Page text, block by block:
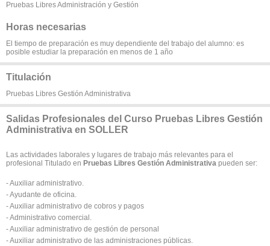
Pruebas Libres Administración y Gestión
Horas necesarias
El tiempo de preparación es muy dependiente del trabajo del alumno: es
posible estudiar la preparación en menos de 1 año
Titulación
Pruebas Libres Gestión Administrativa
Salidas Profesionales del Curso Pruebas Libres Gestión
Administrativa en SOLLER
Las actividades laborales y lugares de trabajo más relevantes para el
profesional Titulado en Pruebas Libres Gestión Administrativa pueden ser:
- Auxiliar administrativo.
- Ayudante de oficina.
- Auxiliar administrativo de cobros y pagos
- Administrativo comercial.
- Auxiliar administrativo de gestión de personal
- Auxiliar administrativo de las administraciones públicas.